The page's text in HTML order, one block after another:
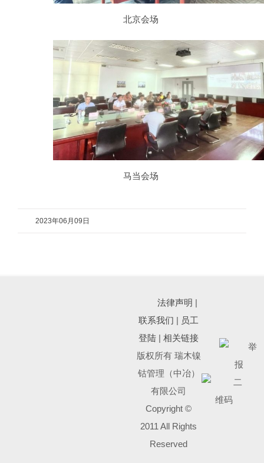
北京会场
马当会场
2023年06月09日
法律声明 |
联系我们 | 员工
登陆 |相关链接
版权所有 瑞木镍
钴管理（中冶）
有限公司
Copyright ©
2011 All Rights
Reserved